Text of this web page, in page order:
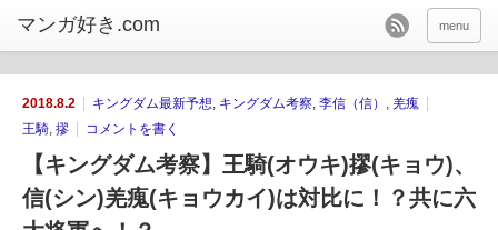
menu
2018.8.2 キングダム最新予想, キングダム考察, 李信（信） , 羌瘣
王騎, 摎 コメントを書く
【キングダム考察】王騎(オウキ)摎(キョウ)、
信(シン)羌瘣(キョウカイ)は対比に！？共に六